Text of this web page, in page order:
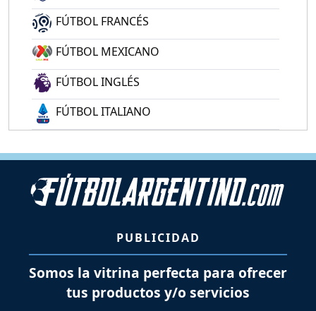
FÚTBOL FRANCÉS
FÚTBOL MEXICANO
FÚTBOL INGLÉS
FÚTBOL ITALIANO
PUBLICIDAD
Somos la vitrina perfecta para ofrecer
tus productos y/o servicios